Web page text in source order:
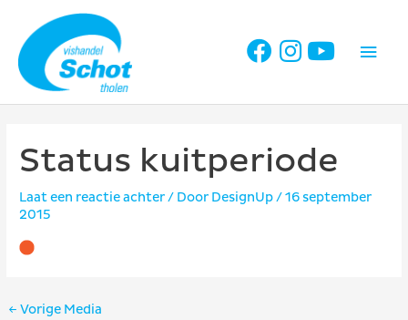
inhoud
Status kuitperiode
Laat een reactie achter/ Door DesignUp/16 september
2015
Bericht
← Vorige Media